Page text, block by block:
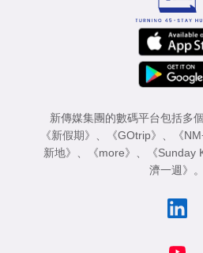
新傳媒集團的數碼平台包括多
《新假期》 、 《GOtrip》 、 《
新地》 、 《more》 、 《Sunday
濟一週》 。